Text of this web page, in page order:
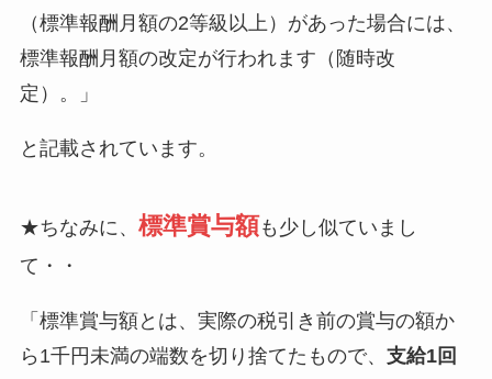
（標準報酬月額の2等級以上）があった場合には、
標準報酬月額の改定が行われます（随時改
定）。」
と記載されています。
★ちなみに、 標準賞与額も少し似ていまし
て・・
「標準賞与額とは、実際の税引き前の賞与の額か
ら1千円未満の端数を切り捨てたもので、 支給1回